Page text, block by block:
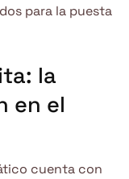
para la puesta
la
en el
cuenta con